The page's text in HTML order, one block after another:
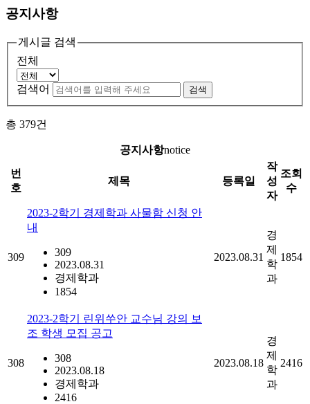
공지사항
게시글 검색
전체
검색어 검색
총 379건
공지사항notice
번
호
제목 등록일
작
성
자
조회
수
309
2023-2학기 경제학과 사물함 신청 안
내
309
2023.08.31
경제학과
1854
2023.08.31
경
제
학
과
1854
308
2023-2학기 린위쑤안 교수님 강의 보
조 학생 모집 공고
308
2023.08.18
경제학과
2416
2023.08.18
경
제
학
과
2416